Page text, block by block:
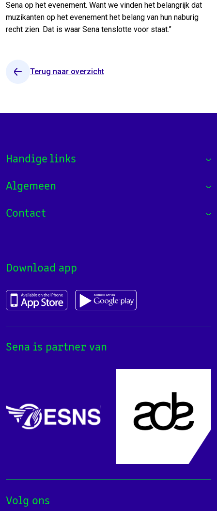
Sena op het evenement. Want we vinden het belangrijk dat
muzikanten op het evenement het belang van hun naburig
recht zien. Dat is waar Sena tenslotte voor staat.”
Terug naar overzicht
Handige links
Algemeen
Contact
Download app
Sena is partner van
Volg ons